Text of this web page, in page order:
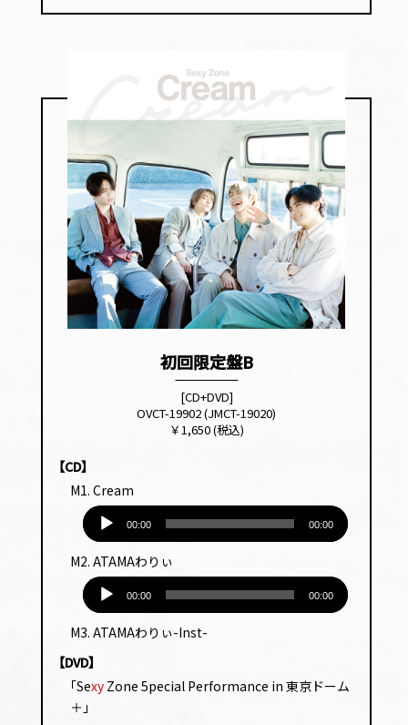
初回限定盤B
[CD+DVD]
OVCT-19902 (JMCT-19020)
￥1,650 (税込)
【CD】
M1. Cream
プ
レー
ヤー
00:00 00:00
M2. ATAMAわりぃ
プ
ヤー
00:00 00:00
M3. ATAMAわりぃ-Inst-
【DVD】
｢SexyZone 5pecial Performance in 東京ドーム
＋｣